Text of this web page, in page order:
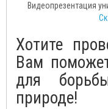
Видеопрезентация
Хотите
Вам
для
природе!